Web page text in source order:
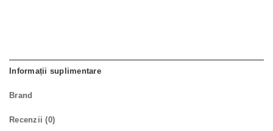
Informații suplimentare
Brand
Recenzii (0)